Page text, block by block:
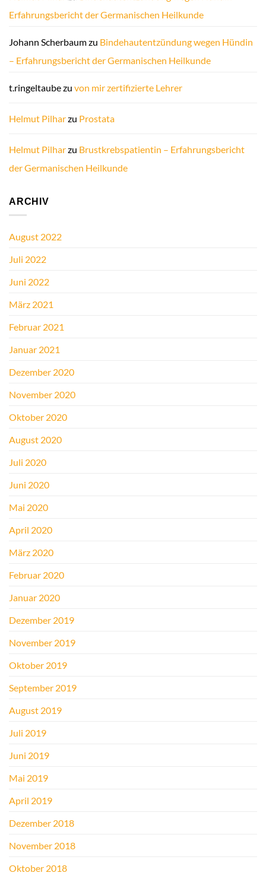
Erfahrungsbericht der Germanischen Heilkunde
Johann Scherbaumzu Bindehautentzündung wegen Hündin
– Erfahrungsbericht der Germanischen Heilkunde
t.ringeltaubezu von mir zertifizierte Lehrer
Helmut Pilharzu Prostata
Helmut Pilharzu Brustkrebspatientin – Erfahrungsbericht
der Germanischen Heilkunde
ARCHIV
August 2022
Juli 2022
Juni 2022
März 2021
Februar 2021
Januar 2021
Dezember 2020
November 2020
Oktober 2020
August 2020
Juli 2020
Juni 2020
Mai 2020
April 2020
März 2020
Februar 2020
Januar 2020
Dezember 2019
November 2019
Oktober 2019
September 2019
August 2019
Juli 2019
Juni 2019
Mai 2019
April 2019
Dezember 2018
November 2018
Oktober 2018